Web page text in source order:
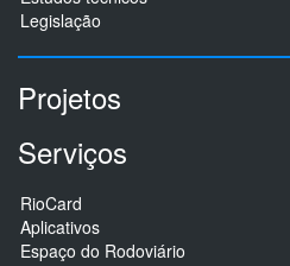
Legislação
Projetos
Serviços
RioCard
Aplicativos
Espaço do Rodoviário